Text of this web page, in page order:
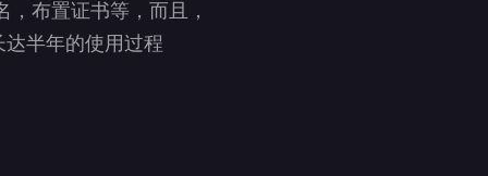
布置证书等，而且，
半年的使用过程